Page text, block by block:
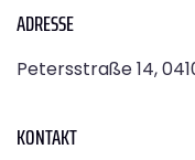
ADRESSE
Petersstraße 14,
KONTAKT